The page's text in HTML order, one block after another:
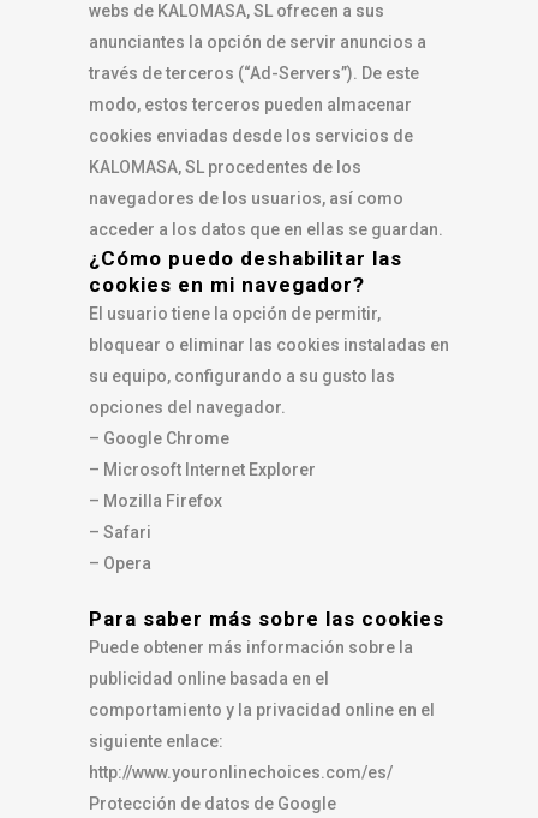
webs de KALOMASA, SL ofrecen a sus
anunciantes la opción de servir anuncios a
través de terceros (“Ad-Servers”). De este
modo, estos terceros pueden almacenar
cookies enviadas desde los servicios de
KALOMASA, SL procedentes de los
navegadores de los usuarios, así como
acceder a los datos que en ellas se guardan.
¿Cómo puedo deshabilitar las
cookies en mi navegador?
El usuario tiene la opción de permitir,
bloquear o eliminar las cookies instaladas en
su equipo, configurando a su gusto las
opciones del navegador.
– Google Chrome
– Microsoft Internet Explorer
– Mozilla Firefox
– Safari
– Opera
Para saber más sobre las cookies
Puede obtener más información sobre la
publicidad online basada en el
comportamiento y la privacidad online en el
siguiente enlace:
http://www.youronlinechoices.com/es/
Protección de datos de Google